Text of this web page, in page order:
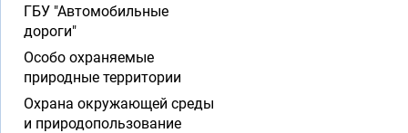
ГБУ "Автомобильные
дороги"
Особо охраняемые
природные территории
Охрана окружающей среды
и природопользование